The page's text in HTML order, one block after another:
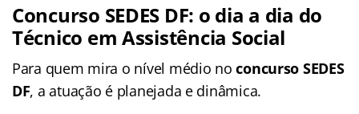
Concurso SEDES DF: o dia a dia do
Técnico em Assistência Social
Para quem mira o nível médio noconcurso SEDES
DF, a atuação é planejada e dinâmica.